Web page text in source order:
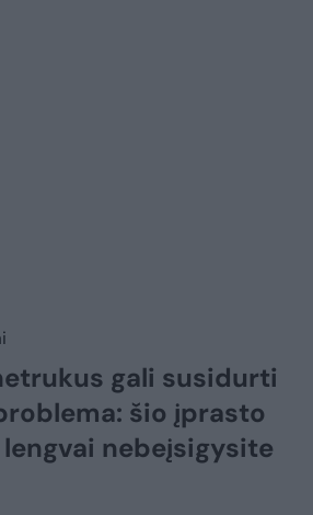
gali susidurti
šio įprasto
nebeįsigysite